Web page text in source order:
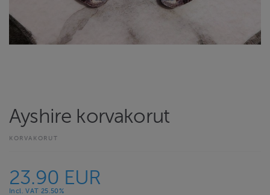
Ayshire korvakorut
KORVAKORUT
23.90 EUR
Incl. VAT 25.50%